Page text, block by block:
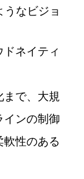
なビジョ
ネイティ
で、大規
インの制御
性のある